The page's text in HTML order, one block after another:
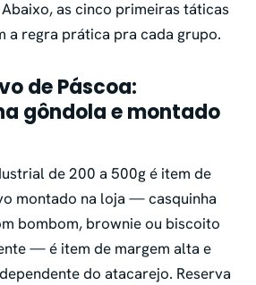
as cinco primeiras táticas
regra prática pra cada grupo.
de Páscoa:
gôndola e montado
de 200 a 500g é item de
montado na loja — casquinha
bombom, brownie ou biscoito
— é item de margem alta e
do atacarejo. Reserva